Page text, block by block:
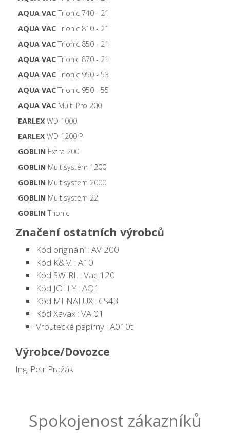
AQUA VAC Trionic 740 - 21
AQUA VAC Trionic 810 - 21
AQUA VAC Trionic 850 - 21
AQUA VAC Trionic 870 - 21
AQUA VAC Trionic 950 - 53
AQUA VAC Trionic 950 - 55
AQUA VAC Multi Pro 200
EARLEXWD 1000
EARLEXWD 1200 P
GOBLIN Extra 200
GOBLIN Multisystem 1200
GOBLIN Multisystem 2000
GOBLIN Multisystem 22
GOBLIN Trionic
Značení ostatních výrobců
Kód originální : AV 200
Kód K&M : A10
Kód SWIRL : Vac 120
Kód JOLLY : AQ1
Kód MENALUX : CS43
Kód Xavax : VA 01
Vroutecké papírny : A010t
Výrobce/Dovozce
Ing. Petr Pražák
Spokojenost zákazníků